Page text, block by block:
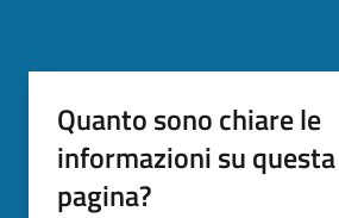
Quanto sono chiare le
informazioni su questa
pagina?